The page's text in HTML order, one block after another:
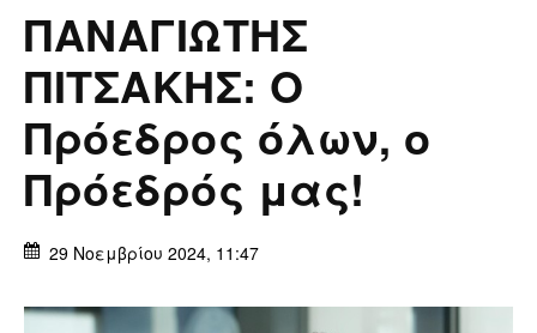
ΠΑΝΑΓΙΩΤΗΣ
ΠΙΤΣΑΚΗΣ: O
Πρόεδρος όλων, ο
Πρόεδρός μας!
29 Νοεμβρίου 2024, 11:47